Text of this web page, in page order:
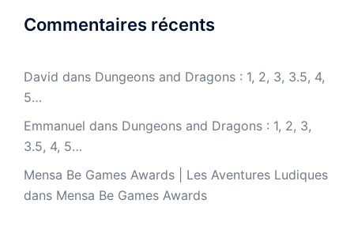
Commentaires récents
David dans Dungeons and Dragons : 1, 2, 3, 3.5, 4,
5…
Emmanuel dans Dungeons and Dragons : 1, 2, 3,
3.5, 4, 5…
Mensa Be Games Awards | Les Aventures Ludiques
dans Mensa Be Games Awards